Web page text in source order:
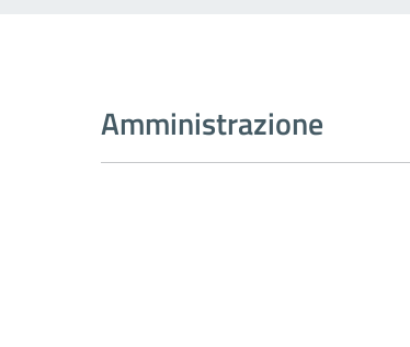
Amministrazione